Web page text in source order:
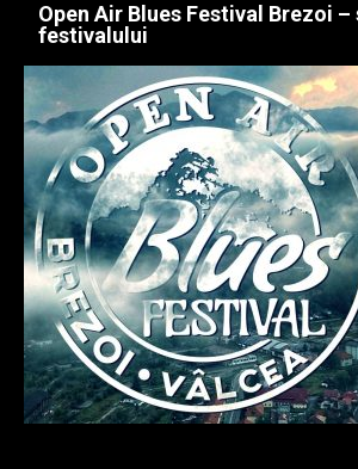
Open Air Blues Festival Brezoi –
festivalului